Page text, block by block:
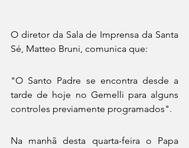
O diretor da Sala de Imprensa da Santa
Sé, Matteo Bruni, comunica que:
"O Santo Padre se encontra desde a
tarde de hoje no Gemelli para alguns
controles previamente programados".
Na manhã desta quarta-feira o Papa